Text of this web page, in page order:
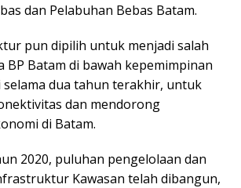
dan Pelabuhan Bebas Batam.
pun dipilih untuk menjadi salah
BP Batam di bawah kepemimpinan
selama dua tahun terakhir, untuk
dan mendorong
di Batam.
2020, puluhan pengelolaan dan
Kawasan telah dibangun,